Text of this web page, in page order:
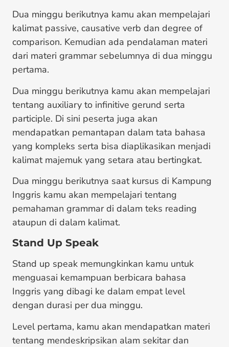
Dua minggu berikutnya kamu akan mempelajari
kalimat passive, causative verb dan degree of
comparison. Kemudian ada pendalaman materi
dari materi grammar sebelumnya di dua minggu
pertama.
Dua minggu berikutnya kamu akan mempelajari
tentang auxiliary to infinitive gerund serta
participle. Di sini peserta juga akan
mendapatkan pemantapan dalam tata bahasa
yang kompleks serta bisa diaplikasikan menjadi
kalimat majemuk yang setara atau bertingkat.
Dua minggu berikutnya saat kursus di Kampung
Inggris kamu akan mempelajari tentang
pemahaman grammar di dalam teks reading
ataupun di dalam kalimat.
Stand Up Speak
Stand up speak memungkinkan kamu untuk
menguasai kemampuan berbicara bahasa
Inggris yang dibagi ke dalam empat level
dengan durasi per dua minggu.
Level pertama, kamu akan mendapatkan materi
tentang mendeskripsikan alam sekitar dan